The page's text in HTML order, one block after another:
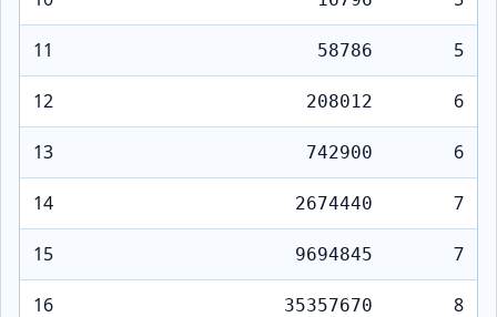
11 58786 5
12 208012 6
13 742900 6
14 2674440 7
15 9694845 7
16 35357670 8